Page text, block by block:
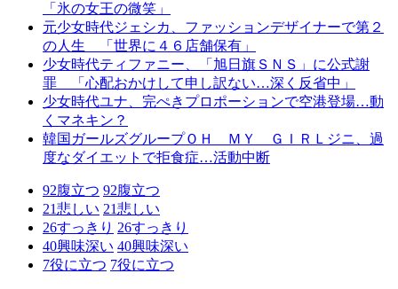
「氷の女王の微笑」
元少女時代ジェシカ、ファッションデザイナーで第２
の人生 「世界に４６店舗保有」
少女時代ティファニー、「旭日旗ＳＮＳ」に公式謝
罪 「心配おかけして申し訳ない…深く反省中」
少女時代ユナ、完ぺきプロポーションで空港登場…動
くマネキン？
韓国ガールズグループＯＨ ＭＹ ＧＩＲＬジニ、過
度なダイエットで拒食症…活動中断
92腹立つ 92腹立つ
21悲しい 21悲しい
26すっきり 26すっきり
40興味深い 40興味深い
7役に立つ 7役に立つ